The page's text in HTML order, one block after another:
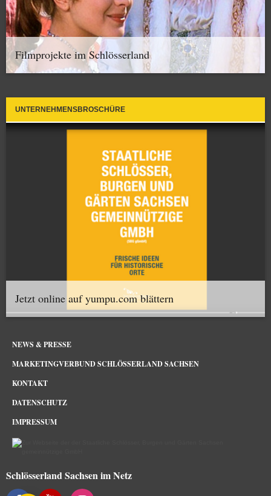
Filmprojekte im Schlösserland
UNTERNEHMENSBROSCHÜRE
Jetzt online auf yumpu.com blättern
NEWS & PRESSE
MARKETINGVERBUND SCHLÖSSERLAND SACHSEN
KONTAKT
DATENSCHUTZ
IMPRESSUM
Schlösserland Sachsen im Netz